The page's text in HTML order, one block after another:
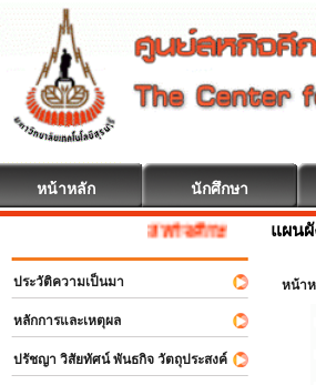
หน้าหลัก นักศึกษา
สหกิจศึกษา ยินดีต้อนรับ
ประวัติความเป็นมา
หลักการและเหตุผล
ปรัชญา วิสัยทัศน์ พันธกิจ วัตถุประสงค์
แผนผั
หน้า